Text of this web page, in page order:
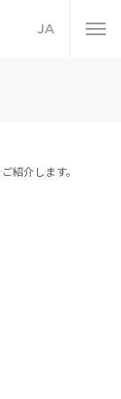
JA
紹介します。